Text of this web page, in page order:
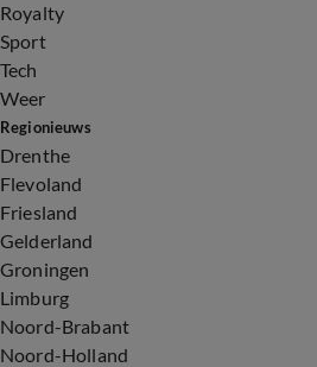
Royalty
Sport
Tech
Weer
Regionieuws
Drenthe
Flevoland
Friesland
Gelderland
Groningen
Limburg
Noord-Brabant
Noord-Holland